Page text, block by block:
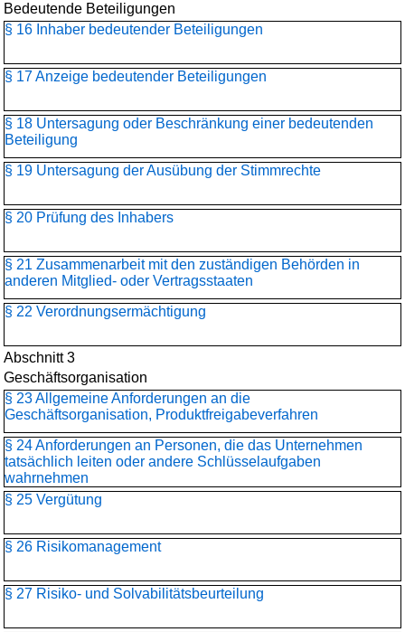
Bedeutende Beteiligungen
§ 16 Inhaber bedeutender Beteiligungen
§ 17 Anzeige bedeutender Beteiligungen
§ 18 Untersagung oder Beschränkung einer bedeutenden
Beteiligung
§ 19 Untersagung der Ausübung der Stimmrechte
§ 20 Prüfung des Inhabers
§ 21 Zusammenarbeit mit den zuständigen Behörden in
anderen Mitglied- oder Vertragsstaaten
§ 22 Verordnungsermächtigung
Abschnitt 3
Geschäftsorganisation
§ 23 Allgemeine Anforderungen an die
Geschäftsorganisation, Produktfreigabeverfahren
§ 24 Anforderungen an Personen, die das Unternehmen
tatsächlich leiten oder andere Schlüsselaufgaben
wahrnehmen
§ 25 Vergütung
§ 26 Risikomanagement
§ 27 Risiko- und Solvabilitätsbeurteilung